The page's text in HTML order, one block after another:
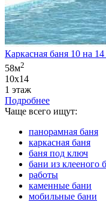
Каркасная баня 10 на
58м2
10х14
1 этаж
Подробнее
Чаще всего ищут:
панорамная баня
каркасная баня
баня под ключ
бани из клееного
работы
каменные бани
мобильные бани